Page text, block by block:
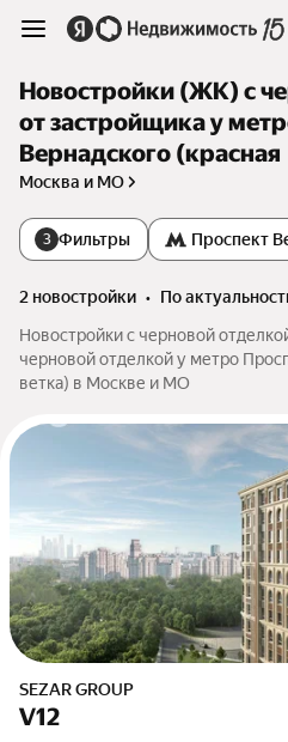
Новостройки (ЖК) с
от застройщика у
Вернадского (красная
Москва и МО
3 Фильтры Проспект
2 новостройки •
по
Новостройки с черновой
черновой отделкой у метро
ветка) в Москве и МО
SEZAR GROUP
V12